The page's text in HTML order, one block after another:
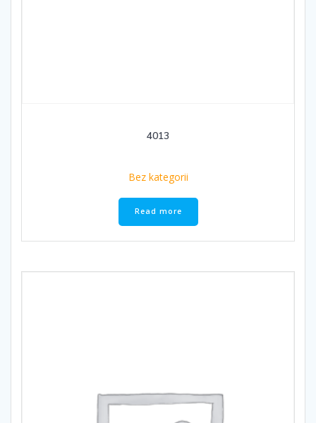
4013
Bez kategorii
Read more